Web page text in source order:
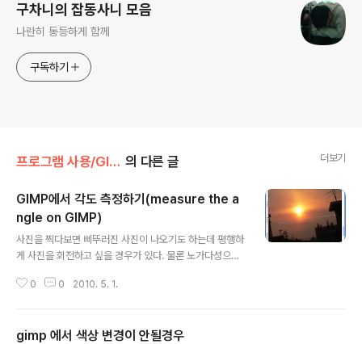
구차니의 잡동사니 모음
나란히 동등하게 함께
구독하기
프로그램 사용/GIMP 의 다른 글 더보기
GIMP에서 각도 측정하기(measure the a
ngle on GIMP)
사진을 찍다보면 삐뚜러진 사진이 나오기도 하는데 평행하
게 사진을 회전하고 싶을 경우가 있다. 물론 노가다성으로
측정하고 그걸 토대로 돌리면 된다. Step 1. 도구상자에서
ep 3. 상태표시줄에 표기된 값을 본다. 상태표시줄에서는
0 0 2010. 5. 1.
gimp 에서 색상 변경이 안될경우